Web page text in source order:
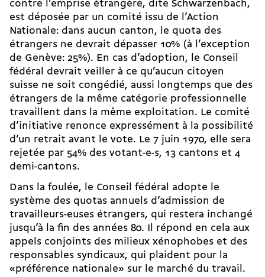
contre l’emprise étr­­­angère, dite Schwarzenbach,
est déposée par un comité issu de l’Action
Nationale: dans aucun canton, le quota des
étrangers ne devrait dépasser 10% (à l’exception
de Genève: 25%). En cas d’adoption, le Conseil
fédéral devrait veiller à ce qu’aucun citoyen
suisse ne soit congédié, aussi longtemps que des
étrangers de la même catégorie professionnelle
travaillent dans la même exploitation. Le comité
d’initiative renonce expressément à la possibilité
d’un retrait avant le vote. ­Le 7 juin 1970, elle sera
rejetée par 54% des votant-e-s, 13 cantons et 4
demi-cantons.
Dans la foulée, le Conseil fédéral adopte le
système des quotas annuels d’admission de
travailleurs-euses étrangers, qui restera inchangé
jusqu’à la fin des années 80. Il répond en cela aux
appels conjoints des milieux xénophobes et des
responsables syndicaux, qui plaident pour la
«préférence nationale» sur le marché du travail.